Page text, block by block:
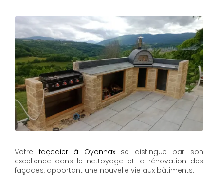
Votre façadier à Oyonnaxse distingue par son
excellence dans le nettoyage et la rénovation des
façades, apportant une nouvelle vie aux bâtiments.